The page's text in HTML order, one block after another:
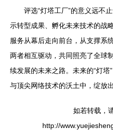
评选“灯塔工厂”的意义远不
示转型成果、孵化未来技术的战
服务从幕后走向前台，从支撑系
两者相互驱动，共同照亮了全球
续发展的未来之路。未来的“灯
与顶尖网络技术的沃土中，绽放
如若转载，
http://